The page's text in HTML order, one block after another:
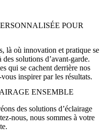
POUR
là où innovation et pratique se
solutions d’avant-garde.
qui se cachent derrière nos
inspirer par les résultats.
ENSEMBLE
des solutions d’éclairage
nous, nous sommes à votre